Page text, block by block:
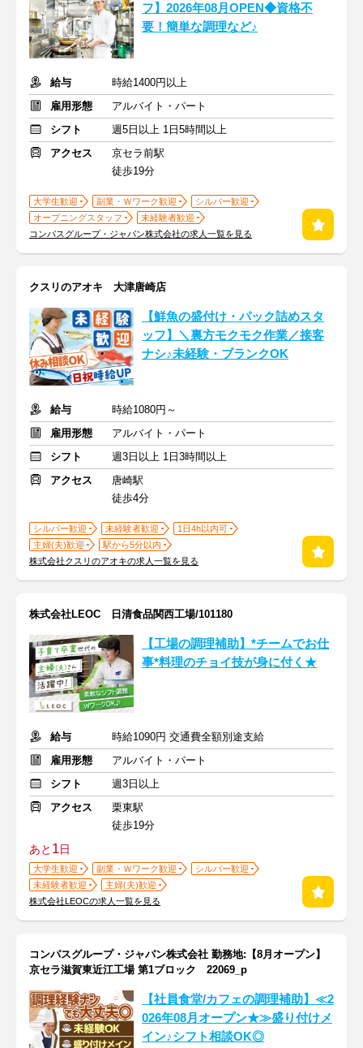
フ】2026年08月OPEN◆資格不
要！簡単な調理など♪
給与
時給1400円以上
雇用形態
アルバイト・パート
シフト
週5日以上 1日5時間以上
アクセス
京セラ前駅
徒歩19分
大学生歓迎 副業・Ｗワーク歓迎
シルバー歓迎
オープニングスタッフ
未経験者歓迎
コンパスグループ・ジャパン株式会社の求人一覧を見る
クスリのアオキ 大津唐崎店
【鮮魚の盛付け・パック詰めスタ
ッフ】＼裏方モクモク作業／接客
ナシ♪未経験・ブランクOK
給与
時給1080円～
雇用形態
アルバイト・パート
シフト
週3日以上 1日3時間以上
アクセス
唐崎駅
徒歩4分
シルバー歓迎 未経験者歓迎
1日4h以内可
主婦(夫)歓迎
駅から5分以内
株式会社クスリのアオキの求人一覧を見る
株式会社LEOC 日清食品関西工場/101180
【工場の調理補助】*チームでお仕
事*料理のチョイ技が身に付く★
給与
時給1090円 交通費全額別途支給
雇用形態
アルバイト・パート
シフト
週3日以上
アクセス
栗東駅
徒歩19分
あと 1日
大学生歓迎 副業・Ｗワーク歓迎
シルバー歓迎
未経験者歓迎
主婦(夫)歓迎
株式会社LEOCの求人一覧を見る
コンパスグループ・ジャパン株式会社 勤務地:【8月オープン】
京セラ滋賀東近江工場 第1ブロック 22069_p
【社員食堂/カフェの調理補助】≪2
026年08月オープン★≫盛り付けメ
イン♪シフト相談OK◎